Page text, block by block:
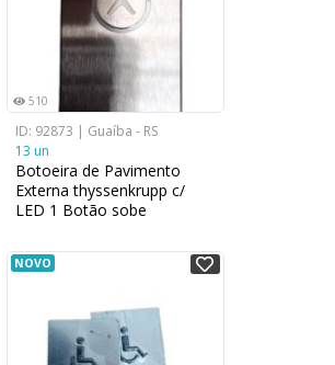
510
ID: 92873 | Guaíba - RS
13 un
Botoeira de Pavimento
Externa thyssenkrupp c/
LED 1 Botão sobe
NOVO